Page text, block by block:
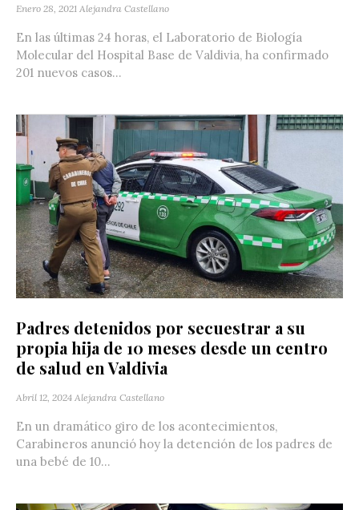
Enero 28, 2021 Alejandra Castellano
En las últimas 24 horas, el Laboratorio de Biología
Molecular del Hospital Base de Valdivia, ha confirmado
201 nuevos casos...
Padres detenidos por secuestrar a su
propia hija de 10 meses desde un centro
de salud en Valdivia
Abril 12, 2024 Alejandra Castellano
En un dramático giro de los acontecimientos,
Carabineros anunció hoy la detención de los padres de
una bebé de 10...